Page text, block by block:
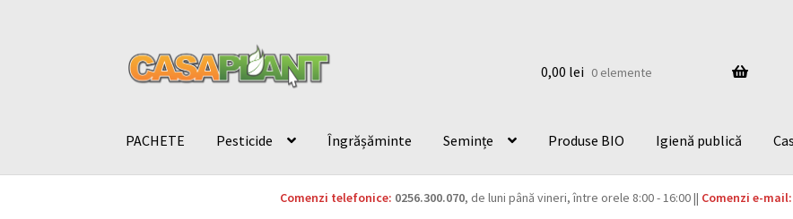
0,00 lei 0 elemente
PACHETE Pesticide Îngrășăminte Semințe Produse BIO Igienă publică
Comenzi telefonice: 0256.300.070, de luni până vineri, între orele 8:00 - 16:00 || Comenzi e-mail: